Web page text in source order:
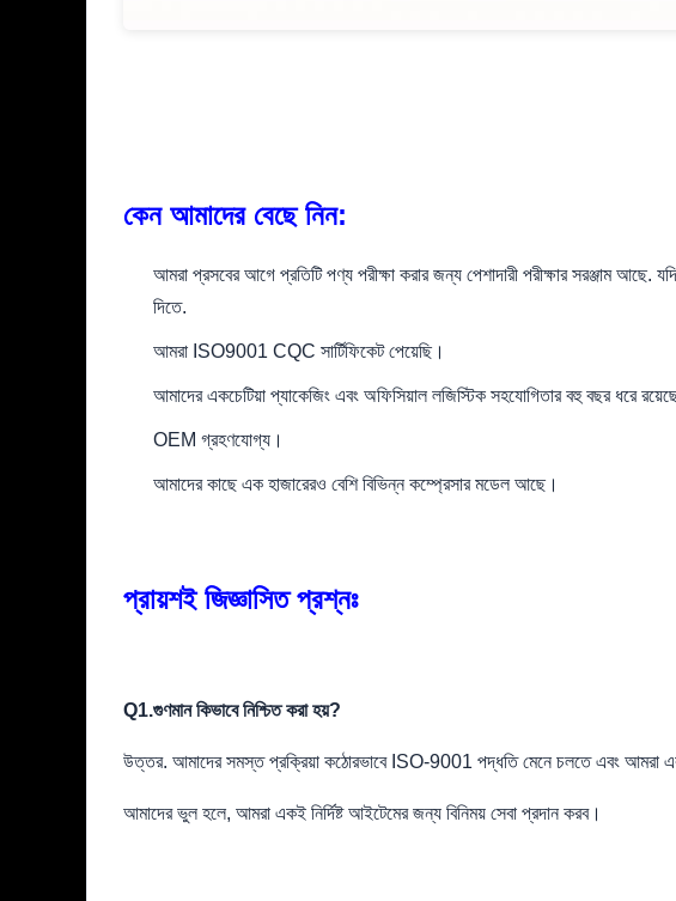
কেন আমাদের বেছে নিন:
আমরা প্রসবের আগে প্রতিটি পণ্য পরীক্ষা করার জন্য পেশাদারী পরীক্ষার সরঞ্জাম আছে.
দিতে.
আমরা ISO9001 CQC সার্টিফিকেট পেয়েছি।
আমাদের একচেটিয়া প্যাকেজিং এবং অফিসিয়াল লজিস্টিক সহযোগিতার বহু বছর ধরে
OEM গ্রহণযোগ্য।
আমাদের কাছে এক হাজারেরও বেশি বিভিন্ন কম্প্রেসার মডেল আছে।
প্রায়শই জিজ্ঞাসিত প্রশ্নঃ
Q1.গুণমান কিভাবে নিশ্চিত করা হয়?
উত্তর. আমাদের সমস্ত প্রক্রিয়া কঠোরভাবে ISO-9001 পদ্ধতি মেনে চলতে এবং আমরা
আমাদের ভুল হলে, আমরা একই নির্দিষ্ট আইটেমের জন্য বিনিময় সেবা প্রদান করব।